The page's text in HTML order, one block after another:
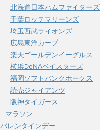
北海道日本ハムファイターズ
千葉ロッテマリーンズ
埼玉西武ライオンズ
広島東洋カープ
楽天ゴールデンイーグルス
横浜DeNAベイスターズ
福岡ソフトバンクホークス
読売ジャイアンツ
阪神タイガース
マラソン
バレンタインデー